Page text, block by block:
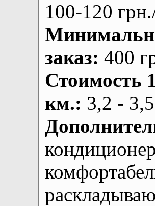
100-120
заказ: 400
Стоимость
км.: 3,2 -